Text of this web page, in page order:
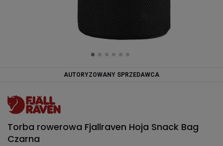
AUTORYZOWANY SPRZEDAWCA
Torba rowerowa Fjallraven Hoja Snack Bag
Czarna